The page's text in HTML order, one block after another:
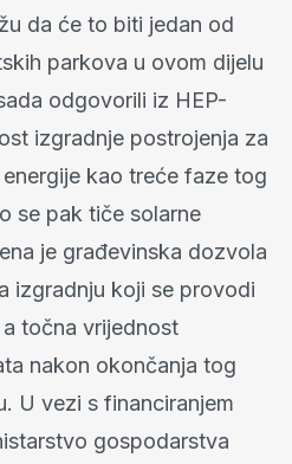
da će to biti jedan od
parkova u ovom dijelu
odgovorili iz HEP-
izgradnje postrojenja za
kao treće faze tog
se pak tiče solarne
je građevinska dozvola
izgradnju koji se provodi
točna vrijednost
nakon okončanja tog
U vezi s financiranjem
gospodarstva